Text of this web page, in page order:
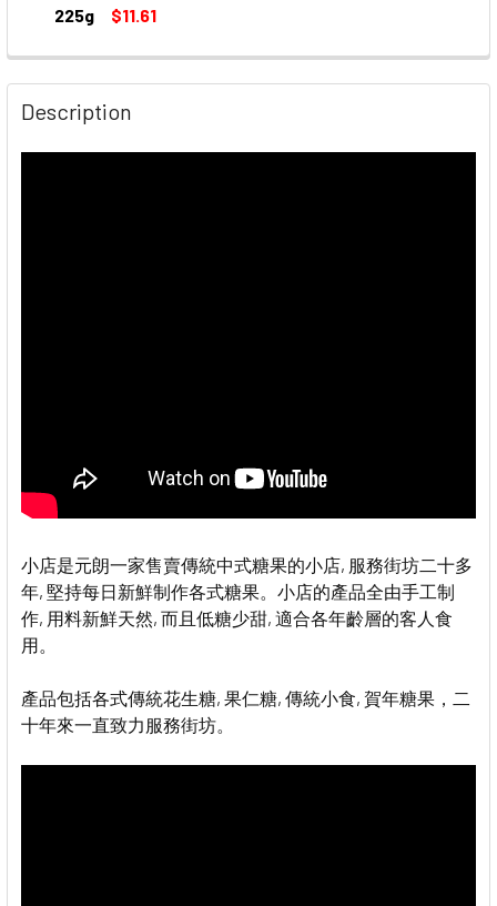
225g
$11.61
DECREASE QUANTITY OF 【新鮮預購品- 預計3到7天出貨】
INCREASE QUANTITY OF 【新鮮預購品- 預計3
Description
小店是元朗一家售賣傳統中式糖果的小店, 服務街坊二十多
年, 堅持每日新鮮制作各式糖果。小店的產品全由手工制
作, 用料新鮮天然, 而且低糖少甜, 適合各年齡層的客人食
用。
產品包括各式傳統花生糖, 果仁糖, 傳統小食, 賀年糖果，二
十年來一直致力服務街坊。